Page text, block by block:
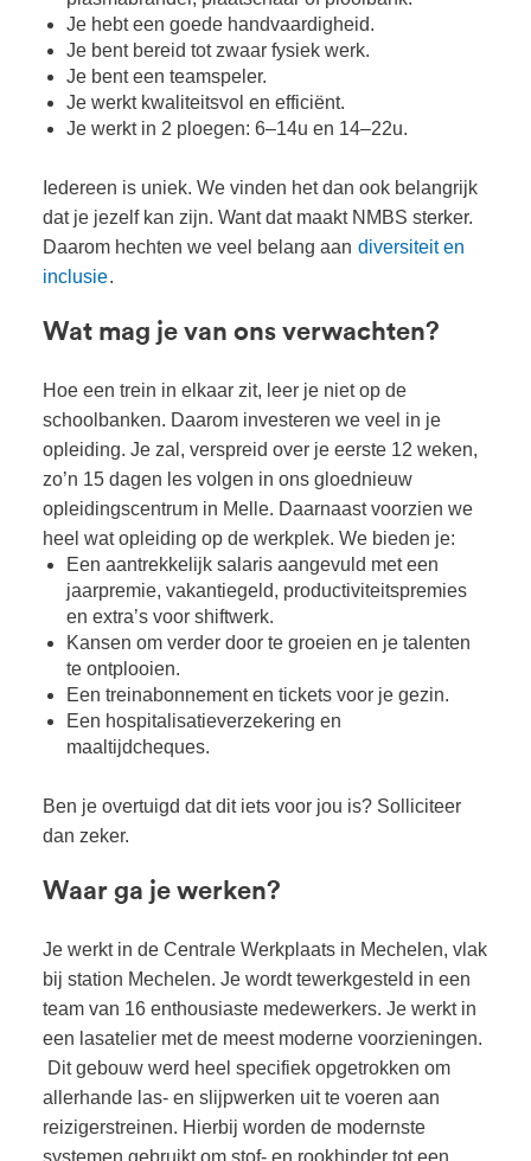
Je hebt een goede handvaardigheid.
Je bent bereid tot zwaar fysiek werk.
Je bent een teamspeler.
Je werkt kwaliteitsvol en efficiënt.
Je werkt in 2 ploegen: 6–14u en 14–22u.
Iedereen is uniek. We vinden het dan ook belangrijk
dat je jezelf kan zijn. Want dat maakt NMBS sterker.
Daarom hechten we veel belang aan diversiteit en
inclusie.
Wat mag je van ons verwachten?
Hoe een trein in elkaar zit, leer je niet op de
schoolbanken. Daarom investeren we veel in je
opleiding. Je zal, verspreid over je eerste 12 weken,
zo’n 15 dagen les volgen in ons gloednieuw
opleidingscentrum in Melle. Daarnaast voorzien we
heel wat opleiding op de werkplek. We bieden je:
Een aantrekkelijk salaris aangevuld met een
jaarpremie, vakantiegeld, productiviteitspremies
en extra’s voor shiftwerk.
Kansen om verder door te groeien en je talenten
te ontplooien.
Een treinabonnement en tickets voor je gezin.
Een hospitalisatieverzekering en
maaltijdcheques.
Ben je overtuigd dat dit iets voor jou is? Solliciteer
dan zeker.
Waar ga je werken?
Je werkt in de Centrale Werkplaats in Mechelen, vlak
bij station Mechelen. Je wordt tewerkgesteld in een
team van 16 enthousiaste medewerkers. Je werkt in
een lasatelier met de meest moderne voorzieningen.
Dit gebouw werd heel specifiek opgetrokken om
allerhande las- en slijpwerken uit te voeren aan
reizigerstreinen. Hierbij worden de modernste
systemen gebruikt om stof- en rookhinder tot een